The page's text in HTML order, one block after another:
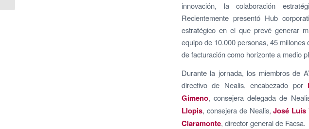
innovación, la colaboración
Recientemente presentó Hub
estratégico en el que prevé generar
equipo de 10.000 personas, 45
de facturación como horizonte a medio
Durante la jornada, los miembros de
directivo de Nealis, encabezado por
Gimeno, consejera delegada de
Llopis, consejera de Nealis,José Luis
Claramonte, director general de Facsa.